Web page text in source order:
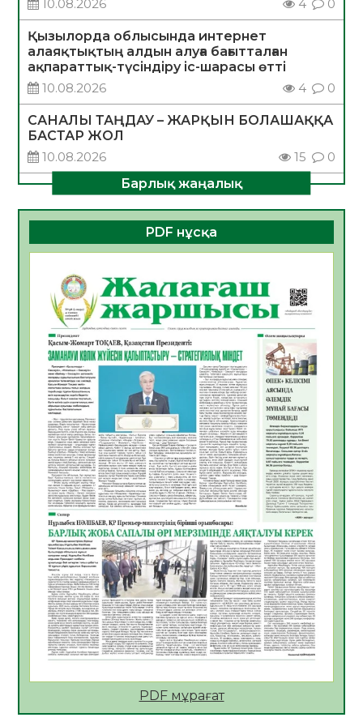
10.08.2026 4 0
Қызылорда облысында интернет
алаяқтықтың алдын алуға бағытталған
ақпараттық-түсіндіру іс-шарасы өтті
10.08.2026
4 0
САНАЛЫ ТАҢДАУ – ЖАРҚЫН БОЛАШАҚҚА
БАСТАР ЖОЛ
10.08.2026
15 0
ҚҰРЫЛТАЙ САЙЛАУЫ – АЗАМАТТЫҚ
Тоқаевтың Абай күнімен құттықтауы
10.08.2026
5
«Жастар және заң мен тәртіп» атты
облыстық жайдарман ойындары өтті
10.08.2026
4
Өңірде «Кең дала-2» бағдарламасы арқылы
80 шаруашылық қаржыландырылды
09.08.2026
22
Жер ресурстары тиімді игерілуде
09.08.2026
23
Ел игілігі үшін еңбек етіп жүрген
құрылысшыларға құрмет көрсетті
08.08.2026
20
ҚЫЗЫЛОРДАДА «ЖАСЫЛ ЕЛ» ЕҢБЕК
ЖАСАҚТАРЫНЫҢ ҚАТЫСУЫМЕН
ЭКОЛОГИЯЛЫҚ СЕНБІЛІК ӨТТІ
08.08.2026
20
Барлық жаңалық
PDF нұсқа
PDF мұрағат